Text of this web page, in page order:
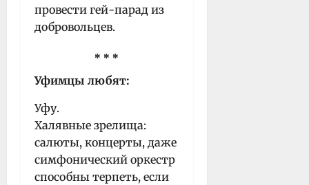
провести гей-парад из
добровольцев.
* * *
Уфимцы любят:
Уфу.
Халявные зрелища:
салюты, концерты, даже
симфонический оркестр
способны терпеть, если